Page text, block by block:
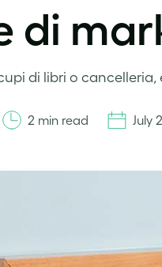
di
di libri o
2 min read July